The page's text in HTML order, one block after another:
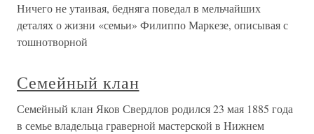
Ничего не утаивая, бедняга поведал в мельчайших
деталях о жизни «семьи» Филиппо Маркезе, описывая с
тошнотворной
Семейный клан
Семейный клан Яков Свердлов родился 23 мая 1885 года
в семье владельца граверной мастерской в Нижнем